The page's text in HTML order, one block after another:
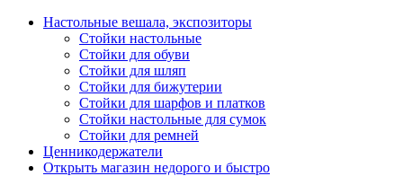
Настольные вешала, экспозиторы
Стойки настольные
Стойки для обуви
Стойки для шляп
Стойки для бижутерии
Стойки для шарфов и платков
Стойки настольные для сумок
Стойки для ремней
Ценникодержатели
Открыть магазин недорого и быстро